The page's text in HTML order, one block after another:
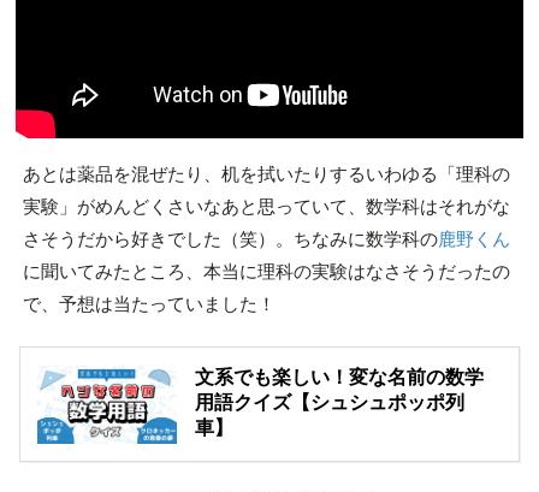
あとは薬品を混ぜたり、机を拭いたりするいわゆる「理科の
実験」がめんどくさいなあと思っていて、数学科はそれがな
さそうだから好きでした（笑）。ちなみに数学科の鹿野くん
に聞いてみたところ、本当に理科の実験はなさそうだったの
で、予想は当たっていました！
文系でも楽しい！変な名前の数学
用語クイズ【シュシュポッポ列
車】